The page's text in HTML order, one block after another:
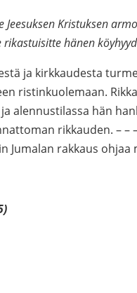
Jeesuksen Kristuksen
hänen
ja kirkkaudesta
ristinkuolemaan.
alennustilassa hän
rikkauden. – –
Jumalan rakkaus ohjaa